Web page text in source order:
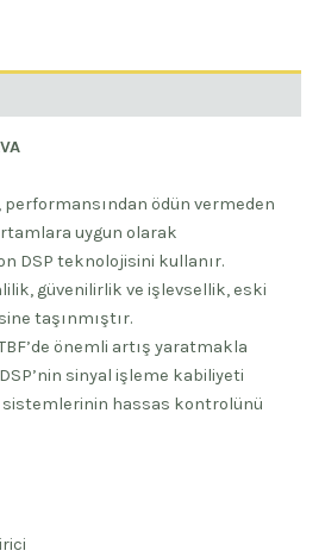
performansından ödün vermeden
uygun olarak
DSP teknolojisini kullanır.
güvenilirlik ve işlevsellik, eski
taşınmıştır.
önemli artış yaratmakla
sinyal işleme kabiliyeti
sistemlerinin hassas kontrolünü